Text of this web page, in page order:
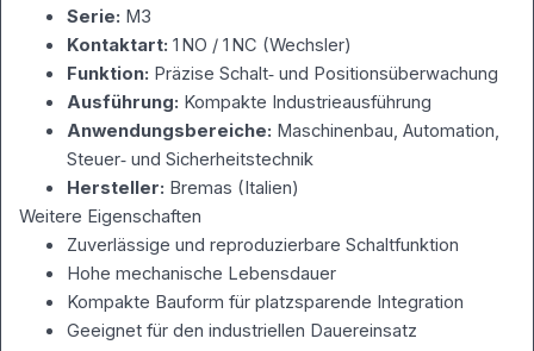
Serie: M3
Kontaktart: 1 NO / 1 NC (Wechsler)
Funktion: Präzise Schalt‑ und Positionsüberwachung
Ausführung: Kompakte Industrieausführung
Anwendungsbereiche: Maschinenbau, Automation,
Steuer‑ und Sicherheitstechnik
Hersteller: Bremas (Italien)
Weitere Eigenschaften
Zuverlässige und reproduzierbare Schaltfunktion
Hohe mechanische Lebensdauer
Kompakte Bauform für platzsparende Integration
Geeignet für den industriellen Dauereinsatz